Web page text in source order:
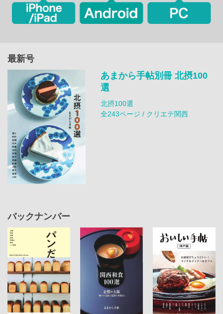
最新号
あまから手帖別冊 北摂100
選
北摂100選
全243ページ / クリエテ関西
バックナンバー